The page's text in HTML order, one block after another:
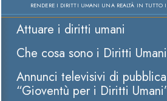
RENDERE I DIRITTI UMANI UNA REALTÀ IN TUTTO
Attuare i diritti umani
Che cosa sono i Diritti
Annunci televisivi di
“Gioventù per i Diritti